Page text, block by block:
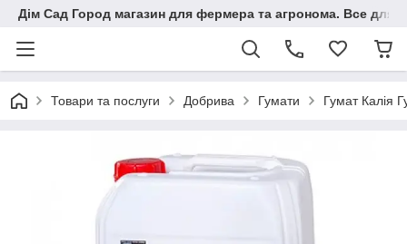
Дім Сад Город магазин для фермера та агронома. Все для
Товари та послуги Добрива Гумати Гумат Калія